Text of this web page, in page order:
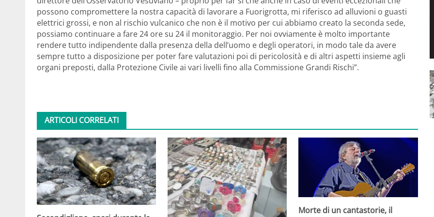
possono compromettere la nostra capacità di lavorare a Fuorigrotta, mi riferisco ad alluvioni o guasti
elettrici grossi, e non al rischio vulcanico che non è il motivo per cui abbiamo creato la seconda sede,
possiamo continuare a fare 24 ore su 24 il monitoraggio. Per noi ovviamente è molto importante
rendere tutto indipendente dalla presenza della dell’uomo e degli operatori, in modo tale da avere
sempre tutto a disposizione per poter fare valutazioni poi di pericolosità e di altri aspetti insieme agli
organi preposti, dalla Protezione Civile ai vari livelli fino alla Commissione Grandi Rischi”.
ARTICOLI CORRELATI
Morte di un cantastorie, il